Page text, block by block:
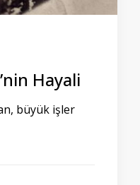
Hayali
büyük işler